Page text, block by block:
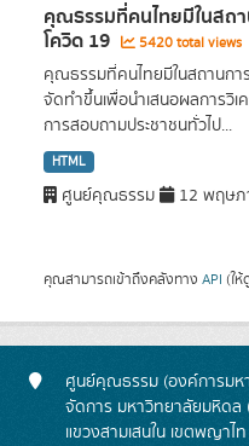
คุณธรรมที่คนไทยมีในสถา
โควิด 19 5420 total views
คุณธรรมที่คนไทยมีในสถานกา
จัดทำขึ้นเพื่อนำเสนอผลการวิเ
การสอบถามประชาชนทั่วไป...
HTML
ศูนย์คุณธรรม 12 พฤษภ
คุณสามารถเข้าถึงคลังทาง API (ให้
ศูนย์คุณธรรม (องค์การมห
จัดการ มหาวิทยาลัยมหิดล
แขวงสามเสนใน เขตพญา